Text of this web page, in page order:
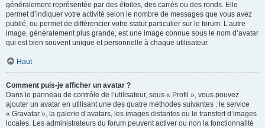
généralement représentée par des étoiles, des carrés ou des ronds. Elle
permet d’indiquer votre activité selon le nombre de messages que vous avez
publié, ou permet de différencier votre statut particulier sur le forum. L’autre
image, généralement plus grande, est une image connue sous le nom d’avatar
qui est bien souvent unique et personnelle à chaque utilisateur.
Haut
Comment puis-je afficher un avatar ?
Dans le panneau de contrôle de l’utilisateur, sous « Profil », vous pouvez
ajouter un avatar en utilisant une des quatre méthodes suivantes : le service
« Gravatar », la galerie d’avatars, les images distantes ou le transfert d’images
locales. Les administrateurs du forum peuvent activer ou non la fonctionnalité